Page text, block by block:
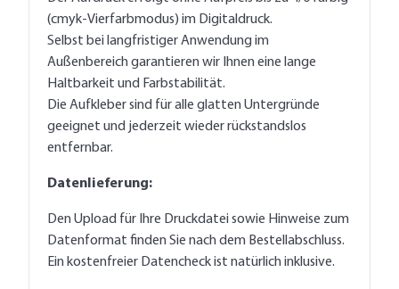
(cmyk-Vierfarbmodus) im Digitaldruck.
Selbst bei langfristiger Anwendung im
Außenbereich garantieren wir Ihnen eine lange
Haltbarkeit und Farbstabilität.
Die Aufkleber sind für alle glatten Untergründe
geeignet und jederzeit wieder rückstandslos
entfernbar.
Datenlieferung:
Den Upload für Ihre Druckdatei sowie Hinweise zum
Datenformat finden Sie nach dem Bestellabschluss.
Ein kostenfreier Datencheck ist natürlich inklusive.